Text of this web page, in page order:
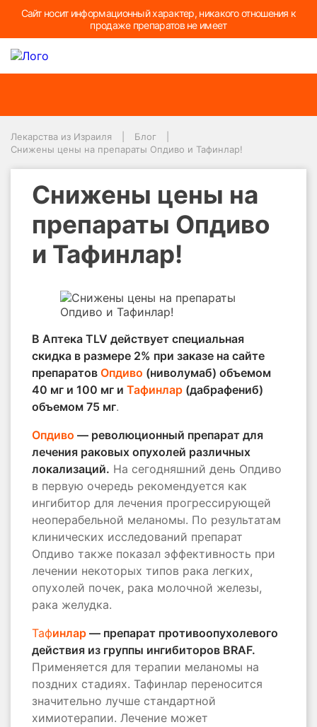
Найти:Сайт носит информационный характер, никакого отношения к
продаже препаратов не имеет
Лекарства из Израиля
Блог
Снижены цены на препараты Опдиво и Тафинлар!
Снижены цены на
препараты Опдиво
и Тафинлар!
В Аптека TLV действует специальная
скидка в размере 2% при заказе на сайте
препаратов Опдиво (ниволумаб) объемом
40 мг и 100 мг и Тафинлар (дабрафениб)
объемом 75 мг.
Опдиво — революционный препарат для
лечения раковых опухолей различных
локализаций. На сегодняшний день Опдиво
в первую очередь рекомендуется как
ингибитор для лечения прогрессирующей
неоперабельной меланомы. По результатам
клинических исследований препарат
Опдиво также показал эффективность при
лечении некоторых типов рака легких,
опухолей почек, рака молочной железы,
рака желудка.
Тафинлар — препарат противоопухолевого
действия из группы ингибиторов BRAF.
Применяется для терапии меланомы на
поздних стадиях. Тафинлар переносится
значительно лучше стандартной
химиотерапии. Лечение может